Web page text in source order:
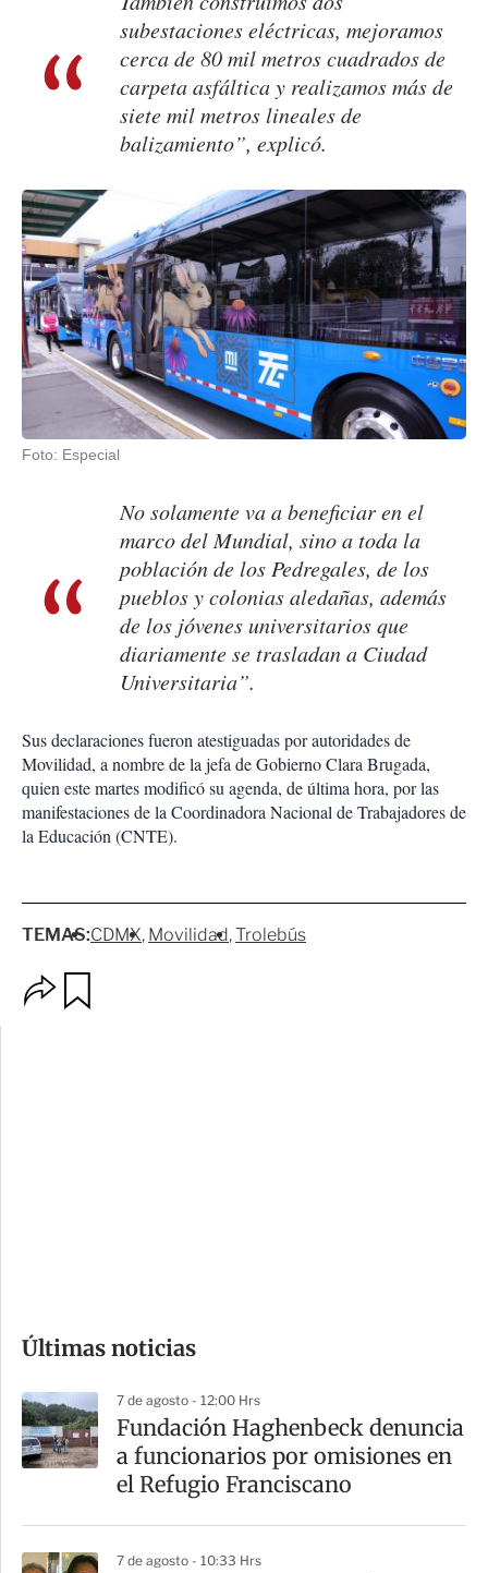
subestaciones eléctricas, mejoramos
cerca de 80 mil metros cuadrados de
carpeta asfáltica y realizamos más de
siete mil metros lineales de
balizamiento”, explicó.
Foto: Especial
No solamente va a beneficiar en el
marco del Mundial, sino a toda la
población de los Pedregales, de los
pueblos y colonias aledañas, además
de los jóvenes universitarios que
diariamente se trasladan a Ciudad
Universitaria”.
Sus declaraciones fueron atestiguadas por autoridades de
Movilidad, a nombre de la jefa de Gobierno Clara Brugada,
quien este martes modificó su agenda, de última hora, por las
manifestaciones de la Coordinadora Nacional de Trabajadores de
la Educación (CNTE).
TEMAS:CDMX Movilidad Trolebús
m
a
r
t
Últimas noticias
7 de agosto - 12:00 Hrs
Fundación Haghenbeck denuncia
a funcionarios por omisiones en
el Refugio Franciscano
7 de agosto - 10:33 Hrs